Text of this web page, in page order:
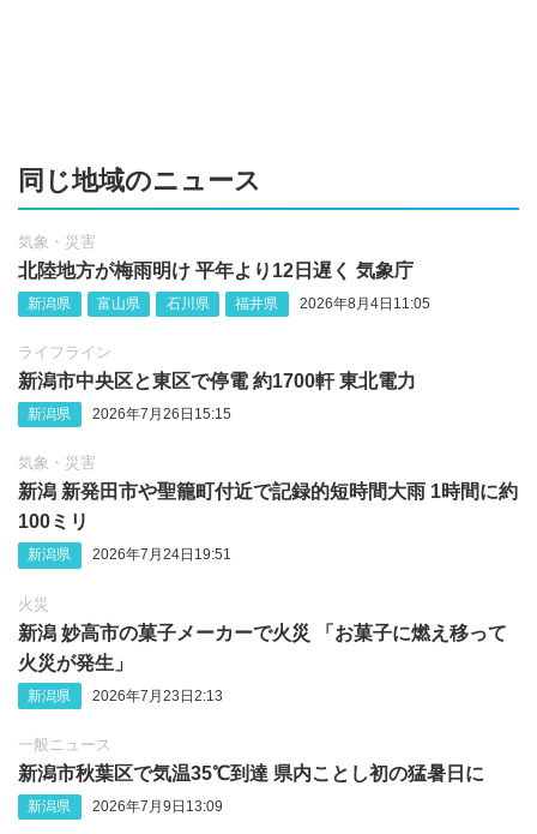
同じ地域のニュース
気象・災害
北陸地方が梅雨明け 平年より12日遅く 気象庁
新潟県 富山県 石川県 福井県 2026年8月4日11:05
ライフライン
新潟市中央区と東区で停電 約1700軒 東北電力
新潟県 2026年7月26日15:15
気象・災害
新潟 新発田市や聖籠町付近で記録的短時間大雨 1時間に約
100ミリ
新潟県 2026年7月24日19:51
火災
新潟 妙高市の菓子メーカーで火災 「お菓子に燃え移って
火災が発生」
新潟県 2026年7月23日2:13
一般ニュース
新潟市秋葉区で気温35℃到達 県内ことし初の猛暑日に
新潟県 2026年7月9日13:09